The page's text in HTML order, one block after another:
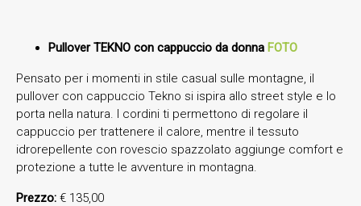
Pullover TEKNO con cappuccio da donna FOTO
Pensato per i momenti in stile casual sulle montagne, il
pullover con cappuccio Tekno si ispira allo street style e lo
porta nella natura. I cordini ti permettono di regolare il
cappuccio per trattenere il calore, mentre il tessuto
idrorepellente con rovescio spazzolato aggiunge comfort e
protezione a tutte le avventure in montagna.
Prezzo: € 135,00